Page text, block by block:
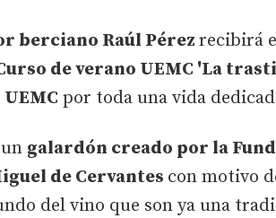
berciano Raúl Pérez recibirá
de verano UEMC 'La
por toda una vida
galardón creado por la
de Cervantes con motivo
del vino que son ya una